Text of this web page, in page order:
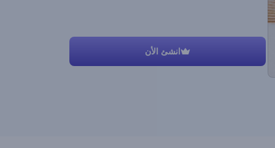
انشئ الأن